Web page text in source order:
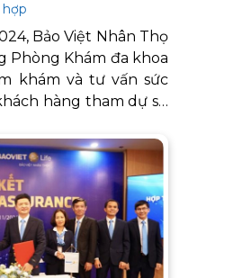
Bảo Việt Nhân Thọ
Phòng Khám đa khoa
khám và tư vấn sức
hàng tham dự sự
thư".